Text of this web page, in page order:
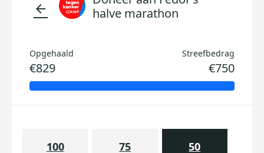
arrow_back
halve marathon
Opgehaald
€829
Streefbedrag
€750
100 75 50